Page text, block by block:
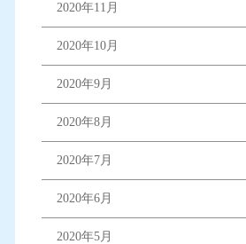
2020年11月
2020年10月
2020年9月
2020年8月
2020年7月
2020年6月
2020年5月